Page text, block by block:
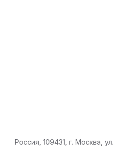
Россия, 109431, г. Москва,